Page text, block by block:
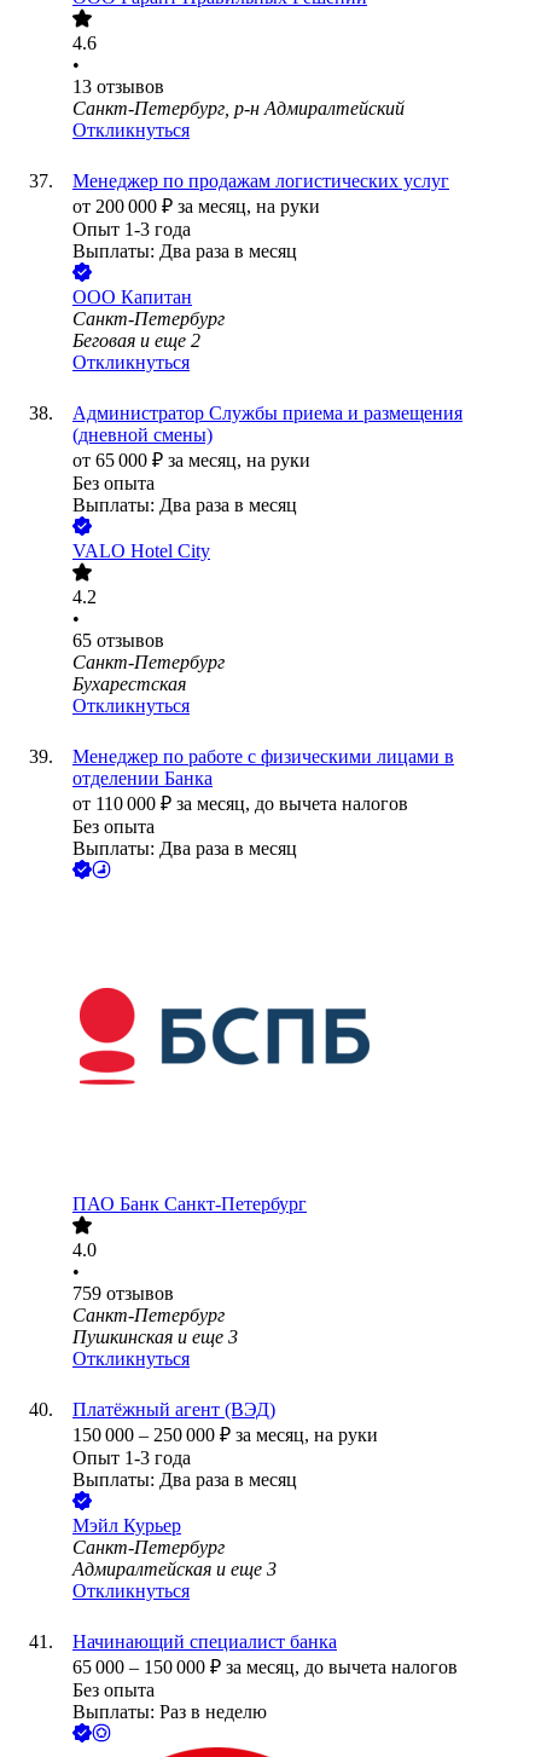
4.6
•
13 отзывов
Санкт-Петербург, р-н Адмиралтейский
Откликнуться
Менеджер по продажам логистических услуг
от 200 000 ₽ за месяц, на руки
Опыт 1-3 года
Выплаты: Два раза в месяц
ООО Капитан
Санкт-Петербург
Беговая и еще 2
Откликнуться
Администратор Службы приема и размещения
(дневной смены)
от 65 000 ₽ за месяц, на руки
Без опыта
Выплаты: Два раза в месяц
VALO Hotel City
4.2
•
65 отзывов
Санкт-Петербург
Бухарестская
Откликнуться
Менеджер по работе с физическими лицами в
отделении Банка
от 110 000 ₽ за месяц, до вычета налогов
Без опыта
Выплаты: Два раза в месяц
ПАО Банк Санкт-Петербург
4.0
•
759 отзывов
Санкт-Петербург
Пушкинская и еще 3
Откликнуться
Платёжный агент (ВЭД)
150 000 – 250 000 ₽ за месяц, на руки
Опыт 1-3 года
Выплаты: Два раза в месяц
Мэйл Курьер
Санкт-Петербург
Адмиралтейская и еще 3
Откликнуться
Начинающий специалист банка
65 000 – 150 000 ₽ за месяц, до вычета налогов
Без опыта
Выплаты: Раз в неделю